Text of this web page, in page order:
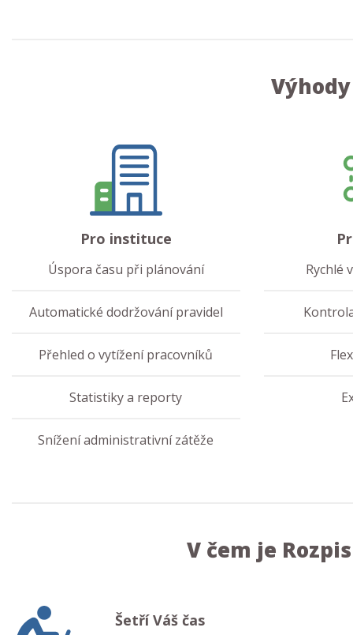
Pro instituce
Úspora času při plánování
Automatické dodržování pravidel
Přehled o vytížení pracovníků
Statistiky a reporty
Snížení administrativní zátěže
Rychlé
V čem je
Šetří Váš čas